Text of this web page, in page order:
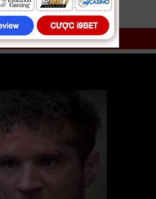
ssphim phimnet luotphim
Khoa Học, Chiến Tranh cập nhật phụ
Hồi Mạng Sống vtv HTV SCTV GOTV